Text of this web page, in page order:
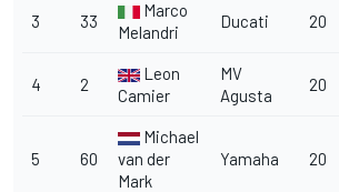
3 33
Marco
Melandri
Ducati 20
4 2
Leon
Camier
MV
Agusta
20
5 60
Michael
van der
Mark
Yamaha 20